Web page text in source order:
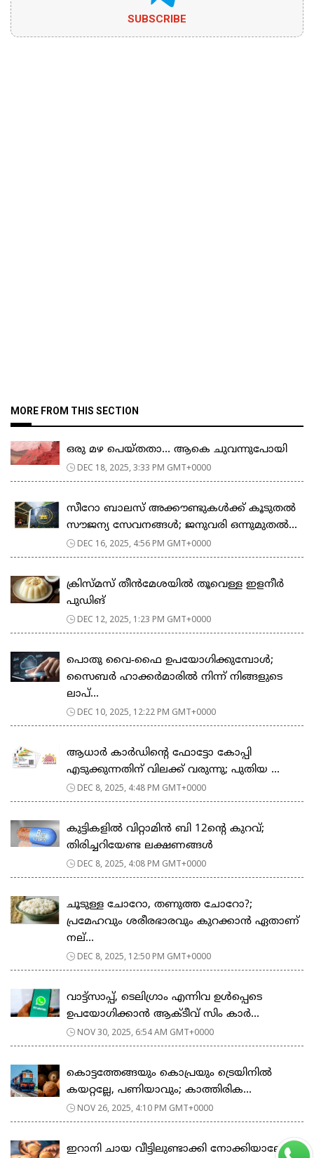
SUBSCRIBE
MORE FROM THIS SECTION
ഒരു മഴ പെയ്തതാ… ആകെ ചുവന്നുപോയി
DEC 18, 2025, 3:33 PM GMT+0000
സീറോ ബാലസ് അക്കൗണ്ടുകൾക്ക് കൂടുതൽ
സൗജന്യ സേവനങ്ങൾ; ജനുവരി ഒന്നുമുതൽ...
DEC 16, 2025, 4:56 PM GMT+0000
ക്രിസ്മസ് തീൻമേശയിൽ തൂവെള്ള ഇളനീർ
പുഡിങ്
DEC 12, 2025, 1:23 PM GMT+0000
പൊതു വൈ-ഫൈ ഉപയോഗിക്കുമ്പോൾ;
സൈബർ ഹാക്കർമാരിൽ നിന്ന് നിങ്ങളുടെ
ലാപ്‌...
DEC 10, 2025, 12:22 PM GMT+0000
ആധാർ കാർഡിന്റെ ഫോട്ടോ കോപ്പി
എടുക്കുന്നതിന് വിലക്ക് വരുന്നു; പുതിയ ...
DEC 8, 2025, 4:48 PM GMT+0000
കുട്ടികളിൽ വിറ്റാമിൻ ബി 12ന്‍റെ കുറവ്;
തിരിച്ചറിയേണ്ട ലക്ഷണങ്ങള്‍
DEC 8, 2025, 4:08 PM GMT+0000
ചൂടുള്ള ചോറോ, തണുത്ത ചോറോ?;
പ്രമേഹവും ശരീരഭാരവും കുറക്കാൻ ഏതാണ്
നല്...
DEC 8, 2025, 12:50 PM GMT+0000
വാട്ട്സാപ്പ്, ടെലിഗ്രാം എന്നിവ ഉൾപ്പെടെ
ഉപയോഗിക്കാൻ ആക്ടീവ് സിം കാർ...
NOV 30, 2025, 6:54 AM GMT+0000
കൊട്ടത്തേങ്ങയും കൊപ്രയും ട്രെയിനില്‍
കയറ്റല്ലേ, പണിയാവും; കാത്തിരിക...
NOV 26, 2025, 4:10 PM GMT+0000
ഇറാനി ചായ വീട്ടിലുണ്ടാക്കി നോക്കിയാലോ?